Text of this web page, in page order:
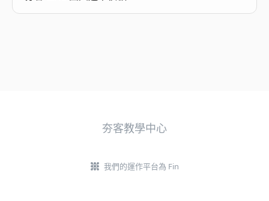
夯客教學中心
我們的運作平台為 Fin